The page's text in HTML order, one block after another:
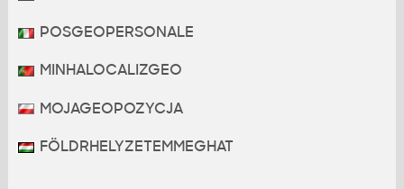
POSGEOPERSONALE
MINHALOCALIZGEO
MOJAGEOPOZYCJA
FÖLDRHELYZETEMMEGHAT